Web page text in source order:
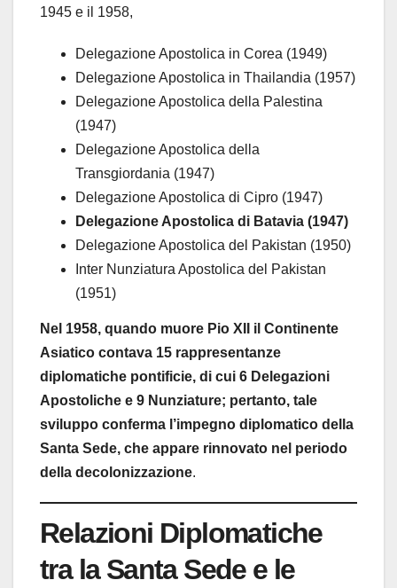
1945 e il 1958,
Delegazione Apostolica in Corea (1949)
Delegazione Apostolica in Thailandia (1957)
Delegazione Apostolica della Palestina
(1947)
Delegazione Apostolica della
Transgiordania (1947)
Delegazione Apostolica di Cipro (1947)
Delegazione Apostolica di Batavia (1947)
Delegazione Apostolica del Pakistan (1950)
Inter Nunziatura Apostolica del Pakistan
(1951)
Nel 1958, quando muore Pio XII il Continente
Asiatico contava 15 rappresentanze
diplomatiche pontificie, di cui 6 Delegazioni
Apostoliche e 9 Nunziature; pertanto, tale
sviluppo conferma l’impegno diplomatico della
Santa Sede, che appare rinnovato nel periodo
della decolonizzazione.
Relazioni Diplomatiche
tra la Santa Sede e le